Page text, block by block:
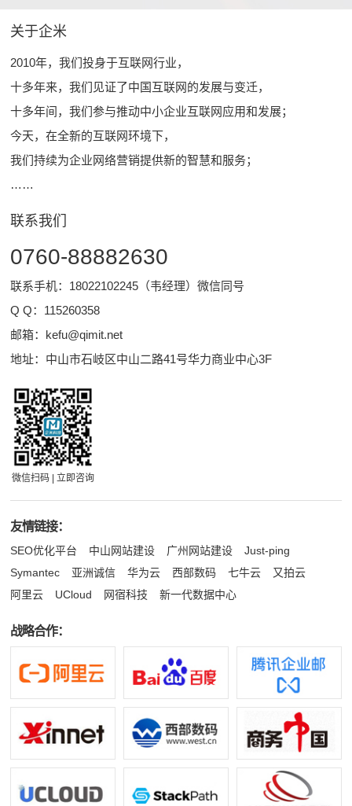
关于企米
2010年，我们投身于互联网行业，
十多年来，我们见证了中国互联网的发展与变迁，
十多年间，我们参与推动中小企业互联网应用和发展；
今天，在全新的互联网环境下，
我们持续为企业网络营销提供新的智慧和服务；
……
联系我们
0760-88882630
联系手机：18022102245（韦经理）微信同号
Q Q： 115260358
邮箱： kefu@qimit.net
地址：中山市石岐区中山二路41号华力商业中心3F
微信扫码 | 立即咨询
友情链接：
SEO优化平台 中山网站建设 广州网站建设
Just-ping
Symantec
亚洲诚信 华为云 西部数码 七牛云
又拍云
阿里云
UCloud 网宿科技 新一代数据中心
战略合作：